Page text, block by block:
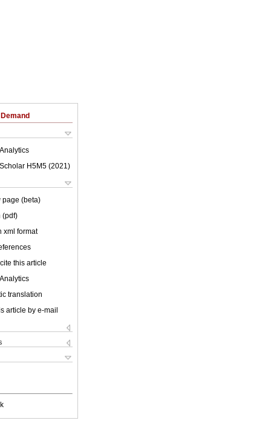
H5M5 (2021 )
page (beta)
(pdf)
xml format
this article
translation
article by e-mail